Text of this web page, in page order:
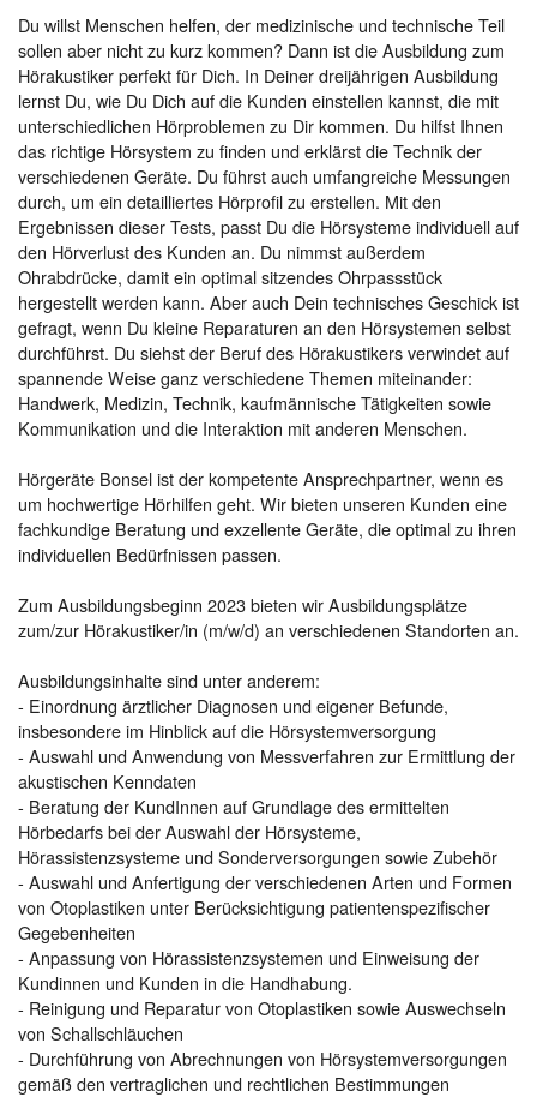
Du willst Menschen helfen, der medizinische und technische Teil
sollen aber nicht zu kurz kommen? Dann ist die Ausbildung zum
Hörakustiker perfekt für Dich. In Deiner dreijährigen Ausbildung
lernst Du, wie Du Dich auf die Kunden einstellen kannst, die mit
unterschiedlichen Hörproblemen zu Dir kommen. Du hilfst Ihnen
das richtige Hörsystem zu finden und erklärst die Technik der
verschiedenen Geräte. Du führst auch umfangreiche Messungen
durch, um ein detailliertes Hörprofil zu erstellen. Mit den
Ergebnissen dieser Tests, passt Du die Hörsysteme individuell auf
den Hörverlust des Kunden an. Du nimmst außerdem
Ohrabdrücke, damit ein optimal sitzendes Ohrpassstück
hergestellt werden kann. Aber auch Dein technisches Geschick ist
gefragt, wenn Du kleine Reparaturen an den Hörsystemen selbst
durchführst. Du siehst der Beruf des Hörakustikers verwindet auf
spannende Weise ganz verschiedene Themen miteinander:
Handwerk, Medizin, Technik, kaufmännische Tätigkeiten sowie
Kommunikation und die Interaktion mit anderen Menschen.
Hörgeräte Bonsel ist der kompetente Ansprechpartner, wenn es
um hochwertige Hörhilfen geht. Wir bieten unseren Kunden eine
fachkundige Beratung und exzellente Geräte, die optimal zu ihren
individuellen Bedürfnissen passen.
Zum Ausbildungsbeginn 2023 bieten wir Ausbildungsplätze
zum/zur Hörakustiker/in (m/w/d) an verschiedenen Standorten an.
Ausbildungsinhalte sind unter anderem:
- Einordnung ärztlicher Diagnosen und eigener Befunde,
insbesondere im Hinblick auf die Hörsystemversorgung
- Auswahl und Anwendung von Messverfahren zur Ermittlung der
akustischen Kenndaten
- Beratung der KundInnen auf Grundlage des ermittelten
Hörbedarfs bei der Auswahl der Hörsysteme,
Hörassistenzsysteme und Sonderversorgungen sowie Zubehör
- Auswahl und Anfertigung der verschiedenen Arten und Formen
von Otoplastiken unter Berücksichtigung patientenspezifischer
Gegebenheiten
- Anpassung von Hörassistenzsystemen und Einweisung der
Kundinnen und Kunden in die Handhabung.
- Reinigung und Reparatur von Otoplastiken sowie Auswechseln
von Schallschläuchen
- Durchführung von Abrechnungen von Hörsystemversorgungen
gemäß den vertraglichen und rechtlichen Bestimmungen